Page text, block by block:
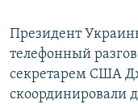
Президент
телефонный
секретарем США
скоординировали